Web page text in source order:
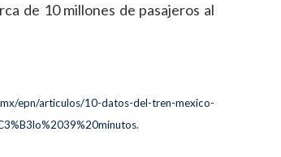
de 10 millones de pasajeros al
epn/articulos/10-datos-del-tren-mexico-
.